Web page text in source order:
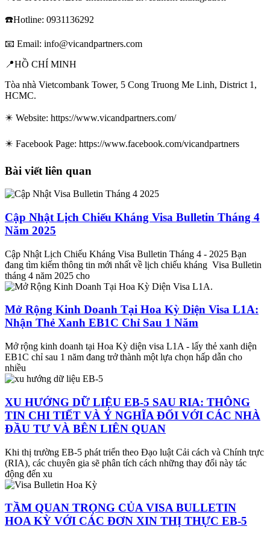
☎️Hotline: 0931136292
📧 Email: info@vicandpartners.com
📍HỒ CHÍ MINH
Tòa nhà Vietcombank Tower, 5 Cong Truong Me Linh, District 1,
HCMC.
✴️ Website: https://www.vicandpartners.com/
✴️ Facebook Page: https://www.facebook.com/vicandpartners
Bài viết liên quan
Cập Nhật Lịch Chiếu Kháng Visa Bulletin Tháng 4
Năm 2025
Cập Nhật Lịch Chiếu Kháng Visa Bulletin Tháng 4 - 2025 Bạn
đang tìm kiếm thông tin mới nhất về lịch chiếu kháng Visa Bulletin
tháng 4 năm 2025 cho
Mở Rộng Kinh Doanh Tại Hoa Kỳ Diện Visa L1A:
Nhận Thẻ Xanh EB1C Chỉ Sau 1 Năm
Mở rộng kinh doanh tại Hoa Kỳ diện visa L1A - lấy thẻ xanh diện
EB1C chỉ sau 1 năm đang trở thành một lựa chọn hấp dẫn cho
nhiều
XU HƯỚNG DỮ LIỆU EB-5 SAU RIA: THÔNG
TIN CHI TIẾT VÀ Ý NGHĨA ĐỐI VỚI CÁC NHÀ
ĐẦU TƯ VÀ BÊN LIÊN QUAN
Khi thị trường EB-5 phát triển theo Đạo luật Cải cách và Chính trực
(RIA), các chuyên gia sẽ phân tích cách những thay đổi này tác
động đến xu
TẦM QUAN TRỌNG CỦA VISA BULLETIN
HOA KỲ VỚI CÁC ĐƠN XIN THỊ THỰC EB-5